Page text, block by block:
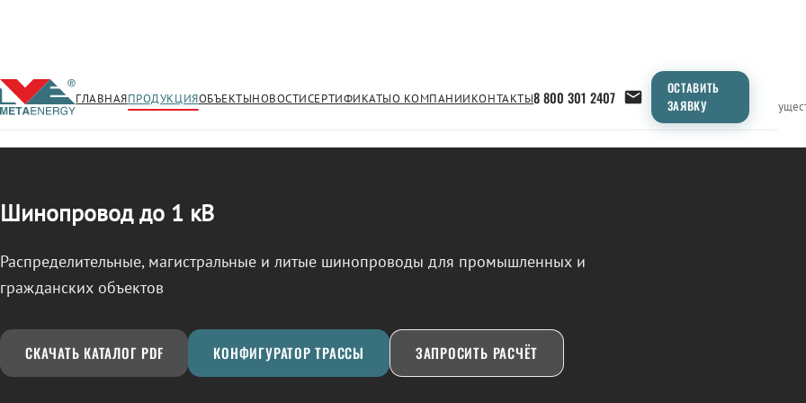
ГЛАВНАЯПРОДУКЦИЯОБЪЕКТЫНОВОСТИСЕРТИФИКАТЫО КОМПАНИИКОНТАКТЫ8 800 301 2407
ОСТАВИТЬ
ЗАЯВКУ
← Продукция/ШИНОПРОВОД Применение Продукция ТипоразмерыСравнение
Шинопровод до 1 кВ
Распределительные, магистральные и литые шинопроводы для промышленных и
гражданских объектов
СКАЧАТЬ КАТАЛОГ PDF КОНФИГУРАТОР ТРАССЫ ЗАПРОСИТЬ РАСЧЁТ